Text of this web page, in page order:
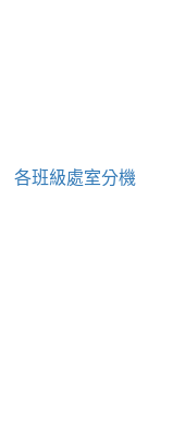
各班級處室分機